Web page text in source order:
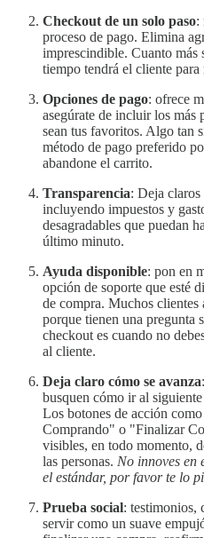
Checkout de un solo paso:
proceso de pago. Elimina
imprescindible. Cuanto más
tiempo tendrá el cliente
Opciones de pago: ofrece
asegúrate de incluir los más
sean tus favoritos. Algo tan
método de pago preferido
abandone el carrito.
Transparencia: Deja claros
incluyendo impuestos y
desagradables que puedan
último minuto.
Ayuda disponible: pon en
opción de soporte que esté
de compra. Muchos clientes
porque tienen una pregunta
checkout es cuando no
al cliente.
Deja claro cómo se avanza
busquen cómo ir al
Los botones de acción
Comprando" o "Finalizar
visibles, en todo momento,
las personas. No innoves en
el estándar, por favor te lo
Prueba social: testimonios,
servir como un suave